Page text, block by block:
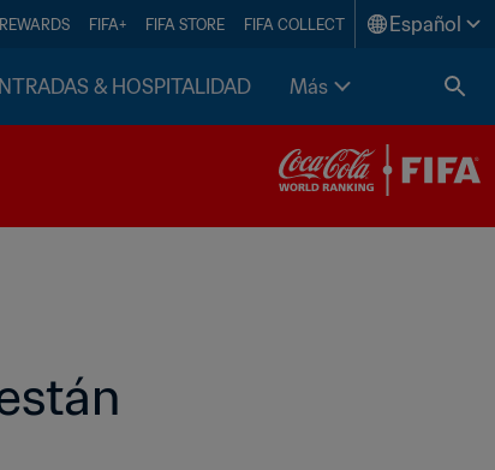
FIFA+ FIFA STORE FIFA COLLECT Español
& HOSPITALIDAD Más